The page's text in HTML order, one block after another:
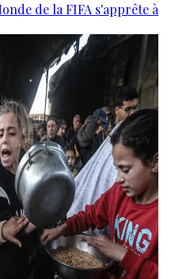
de la FIFA s'apprête à